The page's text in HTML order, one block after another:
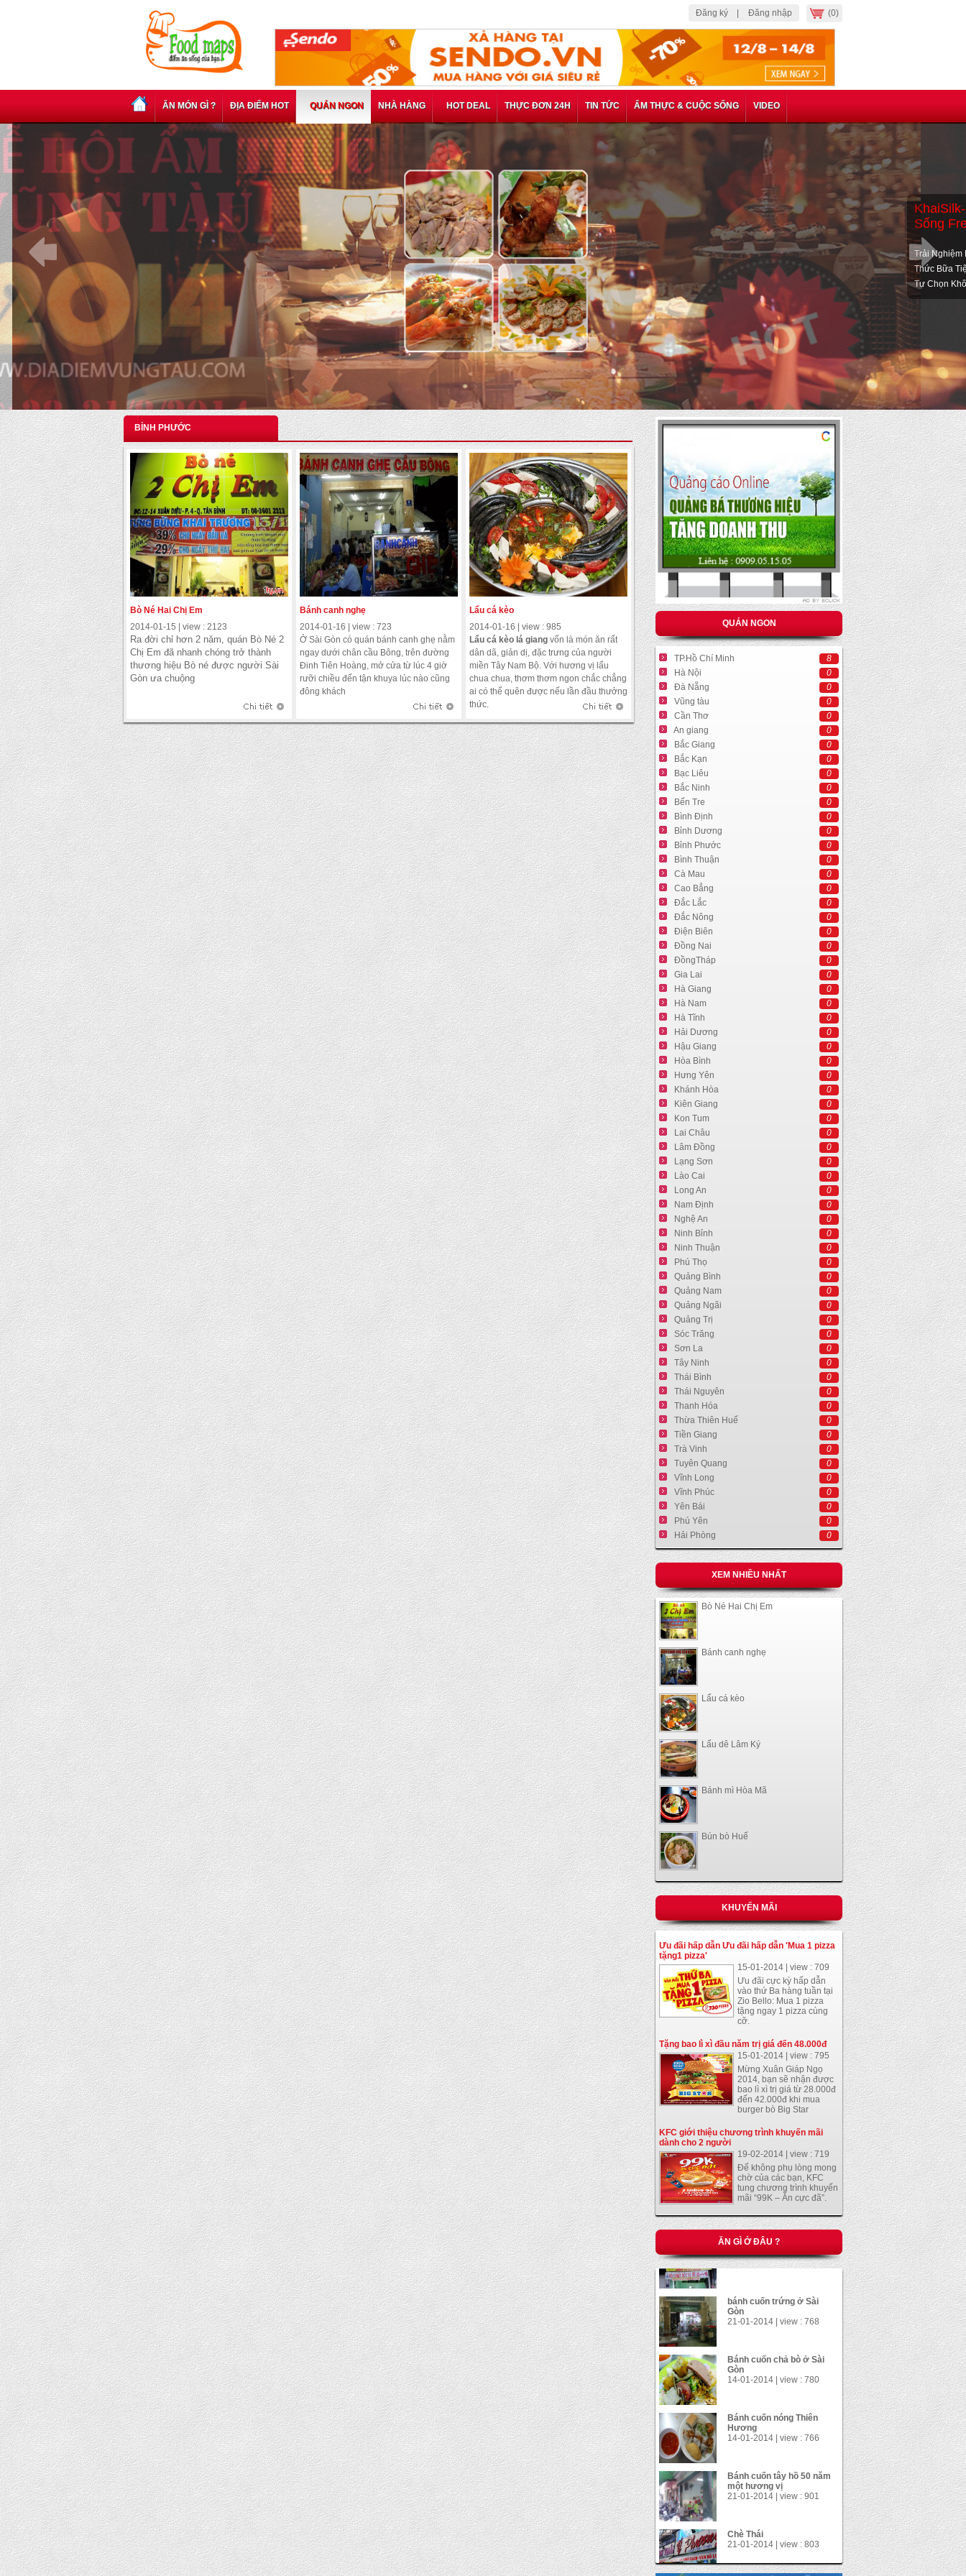
Đăng ký | Đăng nhập (0)
ĂN MÓN GÌ ? ĐỊA ĐIỂM HOT QUÁN NGON NHÀ HÀNG HOT DEAL THỰC ĐƠN 24H TIN TỨC ẨM THỰC & CUỘC SỐNG VIDEO
Thưởng Thức Phần Ăn Cao Cấp Tại
Animus Napa Wine & Cigar Lounge
Thưởng Thức Phần Ăn Cao Cấp Tại Animus Napa Wine &
Cigar Lounge - Điểm Đến Của Những Người Sành Điệu Và
Thực Sự Am Hiểu Về Vang. Voucher 315.000 VNĐ, Còn
175.000 VNĐ, Giảm 44%.
BỈNH PHƯỚC
Bò Né Hai Chị Em
2014-01-15 | view : 2123
Ra đời chỉ hơn 2 năm, quán Bò Né 2
Chị Em đã nhanh chóng trở thành
thương hiệu Bò né được người Sài
Gòn ưa chuộng
Bánh canh nghẹ
2014-01-16 | view : 723
Ở Sài Gòn có quán bánh canh ghẹ nằm
ngay dưới chân cầu Bông, trên đường
Đinh Tiên Hoàng, mở cửa từ lúc 4 giờ
rưỡi chiều đến tận khuya lúc nào cũng
đông khách
Lẩu cá kèo
2014-01-16 | view : 985
Lẩu cá kèo lá giang vốn là món ăn rất
dân dã, giản dị, đặc trưng của người
miền Tây Nam Bộ. Với hương vị lẩu
chua chua, thơm thơm ngon chắc chẳng
ai có thể quên được nếu lần đầu thưởng
thức.
QUÁN NGON
TP.Hồ Chí Minh
8
Hà Nội
0
Đà Nẵng
0
Vũng tàu
0
Cần Thơ
0
An giang
0
Bắc Giang
0
Bắc Kạn
0
Bạc Liêu
0
Bắc Ninh
0
Bến Tre
0
Bình Định
0
Bỉnh Dương
0
Bỉnh Phước
0
Bình Thuận
0
Cà Mau
0
Cao Bẳng
0
Đắc Lắc
0
Đắc Nông
0
Điện Biên
0
Đồng Nai
0
ĐồngTháp
0
Gia Lai
0
Hà Giang
0
Hà Nam
0
Hà Tĩnh
0
Hải Dương
0
Hậu Giang
0
Hòa Bình
0
Hưng Yên
0
Khánh Hòa
0
Kiên Giang
0
Kon Tum
0
Lai Châu
0
Lâm Đồng
0
Lạng Sơn
0
Lào Cai
0
Long An
0
Nam Định
0
Nghệ An
0
Ninh Bỉnh
0
Ninh Thuận
0
Phú Thọ
0
Quảng Bình
0
Quảng Nam
0
Quảng Ngãi
0
Quảng Trị
0
Sóc Trăng
0
Sơn La
0
Tây Ninh
0
Thái Bình
0
Thái Nguyên
0
Thanh Hóa
0
Thừa Thiên Huế
0
Tiền Giang
0
Trà Vinh
0
Tuyên Quang
0
Vĩnh Long
0
Vĩnh Phúc
0
Yên Bái
0
Phú Yên
0
Hải Phòng
0
XEM NHIỀU NHẤT
Bò Né Hai Chị Em
Bánh canh nghẹ
Lẩu cá kèo
Lẩu dê Lâm Ký
Bánh mì Hòa Mã
Bún bò Huế
KHUYẾN MÃI
Ưu đãi hấp dẫn Ưu đãi hấp dẫn 'Mua 1 pizza
tặng1 pizza'
15-01-2014 | view : 709
Ưu đãi cực kỳ hấp dẫn
vào thứ Ba hàng tuần tại
Zio Bello: Mua 1 pizza
tặng ngay 1 pizza cùng
cỡ.
Tặng bao lì xì đầu năm trị giá đến 48.000đ
15-01-2014 | view : 795
Mừng Xuân Giáp Ngọ
2014, bạn sẽ nhận được
bao lì xì trị giá từ 28.000đ
đến 42.000đ khi mua
burger bò Big Star
KFC giới thiệu chương trình khuyến mãi
dành cho 2 người
19-02-2014 | view : 719
Để không phụ lòng mong
chờ của các bạn, KFC
tung chương trình khuyến
mãi “99K – Ăn cực đã”.
ĂN GÌ Ở ĐÂU ?
Gà xối mỡ
21-01-2014 | view : 1130
bánh cuốn trứng ở Sài
21-01-2014 | view : 768
Bánh cuốn chả bò ở Sài
Gòn
14-01-2014 | view : 780
Bánh cuốn nóng Thiên
Hương
14-01-2014 | view : 766
Bánh cuốn tây hồ 50 năm
một hương vị
21-01-2014 | view : 901
Chè Thái
21-01-2014 | view : 803
Gà xối mỡ
21-01-2014 | view : 1130